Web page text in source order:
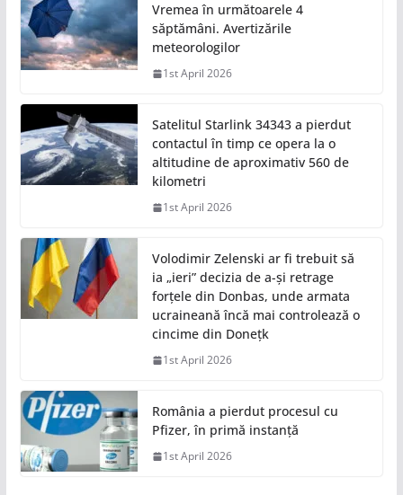
Vremea în următoarele 4
săptămâni. Avertizările
meteorologilor
1st April 2026
Satelitul Starlink 34343 a pierdut
contactul în timp ce opera la o
altitudine de aproximativ 560 de
kilometri
1st April 2026
Volodimir Zelenski ar fi trebuit să
ia „ieri” decizia de a-și retrage
forțele din Donbas, unde armata
ucraineană încă mai controlează o
cincime din Donețk
1st April 2026
România a pierdut procesul cu
Pfizer, în primă instanță
1st April 2026